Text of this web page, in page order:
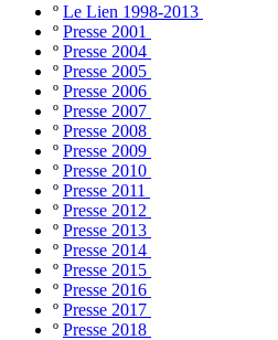
º Le Lien 1998-2013
º Presse 2001
º Presse 2004
º Presse 2005
º Presse 2006
º Presse 2007
º Presse 2008
º Presse 2009
º Presse 2010
º Presse 2011
º Presse 2012
º Presse 2013
º Presse 2014
º Presse 2015
º Presse 2016
º Presse 2017
º Presse 2018